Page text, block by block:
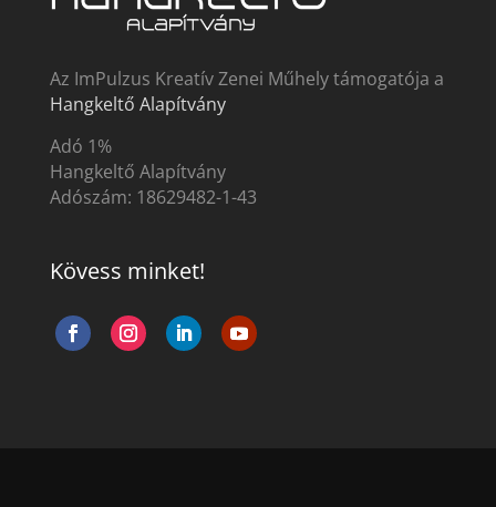
Az ImPulzus Kreatív Zenei Műhely támogatója a
Hangkeltő Alapítvány
Adó 1%
Hangkeltő Alapítvány
Adószám: 18629482-1-43
Kövess minket!